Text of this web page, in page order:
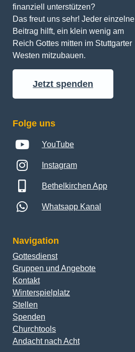
finanziell unterstützen?
Das freut uns sehr! Jeder einzelne
Beitrag hilft, ein klein wenig am
Reich Gottes mitten im Stuttgarter
Westen mitzubauen.
Jetzt spenden
Folge uns
YouTube
Instagram
Bethelkirchen App
Whatsapp Kanal
Navigation
Gottesdienst
Gruppen und Angebote
Kontakt
Winterspielplatz
Stellen
Spenden
Churchtools
Andacht nach Acht